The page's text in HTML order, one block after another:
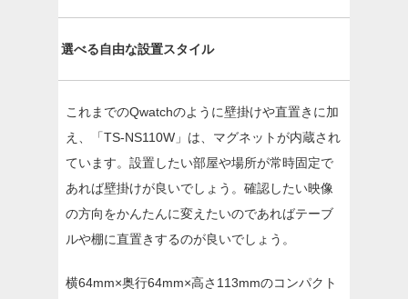
選べる自由な設置スタイル
これまでのQwatchのように壁掛けや直置きに加
え、「TS-NS110W」は、マグネットが内蔵され
ています。設置したい部屋や場所が常時固定で
あれば壁掛けが良いでしょう。確認したい映像
の方向をかんたんに変えたいのであればテーブ
ルや棚に直置きするのが良いでしょう。
横64mm×奥行64mm×高さ113mmのコンパクト